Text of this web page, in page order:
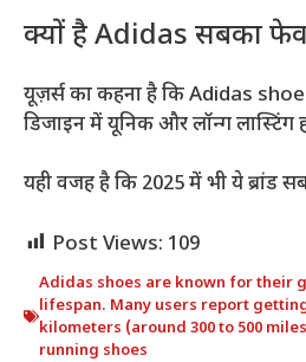
क्यों है Adidas सबका
यूज़र्स का कहना है कि Adidas
डिजाइन में यूनिक और लॉन्ग लास्टिंग
यही वजह है कि 2025 में भी ये
Post Views: 109
Adidas shoes are known for their
lifespan. Many users report
kilometers (around 300 to 500
running shoes